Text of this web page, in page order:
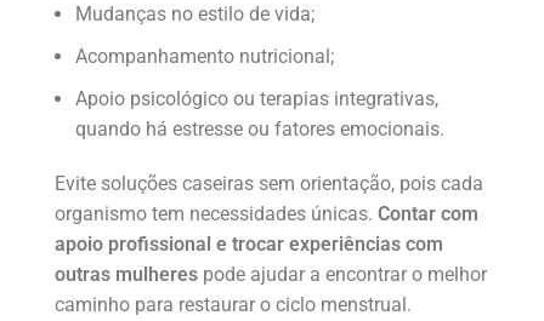
Mudanças no estilo de vida;
Acompanhamento nutricional;
Apoio psicológico ou terapias integrativas,
quando há estresse ou fatores emocionais.
Evite soluções caseiras sem orientação, pois cada
organismo tem necessidades únicas. Contar com
apoio profissional e trocar experiências com
outras mulheres pode ajudar a encontrar o melhor
caminho para restaurar o ciclo menstrual.